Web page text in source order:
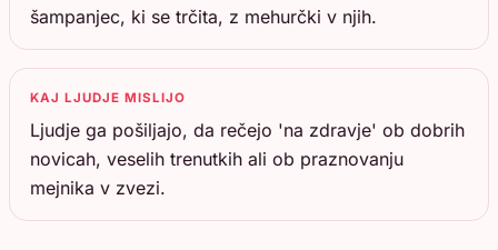
šampanjec, ki se trčita, z mehurčki v njih.
KAJ LJUDJE MISLIJO
Ljudje ga pošiljajo, da rečejo 'na zdravje' ob dobrih
novicah, veselih trenutkih ali ob praznovanju
mejnika v zvezi.